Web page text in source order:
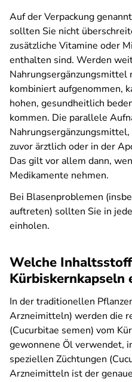
Auf der Verpackung
sollten Sie nicht
zusätzliche Vitamine oder
enthalten sind. Werden
Nahrungsergänzungsmittel
kombiniert aufgenommen,
hohen, gesundheitlich
kommen. Die parallele
zuvor ärztlich oder in der
Das gilt vor allem dann,
Medikamente nehmen.
Bei Blasenproblemen
auftreten) sollten Sie in
einholen.
Welche
Kürbiskernkapseln
In der traditionellen
Arzneimitteln) werden die
(Cucurbitae semen) vom
gewonnene Öl verwendet,
speziellen Züchtungen
Arzneimitteln ist der